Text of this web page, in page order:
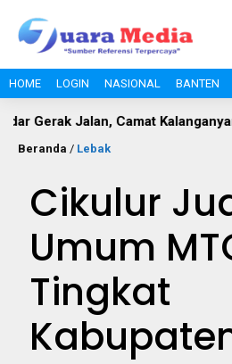
HOME LOGIN NASIONAL BANTEN
Jalan, Camat Kalanganyar
Beranda / Lebak
Cikulur
Umum
Tingkat